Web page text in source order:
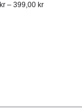
kr – 399,00 kr